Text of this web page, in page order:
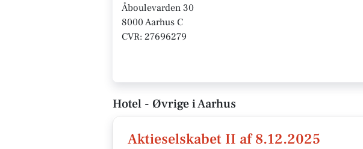
Åboulevarden 30
8000 Aarhus C
CVR: 27696279
Hotel - Øvrige i Aarhus
Aktieselskabet II af 8.12.2025